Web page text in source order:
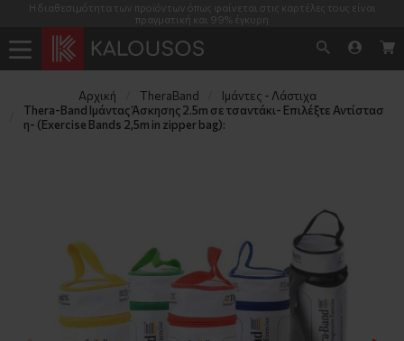
Η διαθεσιμότητα των προϊόντων όπως φαίνεται στις καρτέλες τους είναι
πραγματική και 99% έγκυρη
Αρχική TheraΒand
Ιμάντες - Λάστιχα
Thera-Band Ιμάντας Άσκησης 2.5m σε τσαντάκι- Επιλέξτε Αντίστασ
η- (Exercise Bands 2,5m in zipper bag):